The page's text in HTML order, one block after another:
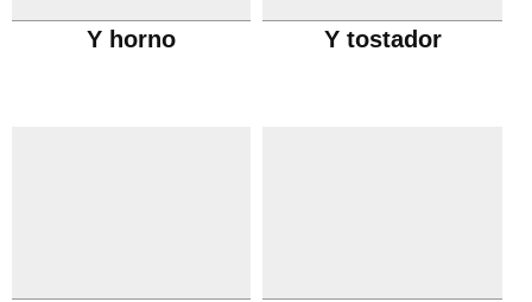
Y horno Y tostador